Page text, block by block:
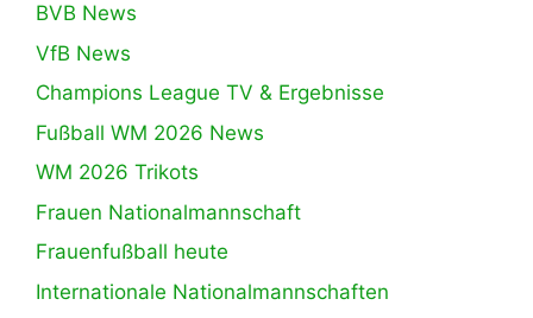
BVB News
VfB News
Champions League TV & Ergebnisse
Fußball WM 2026 News
WM 2026 Trikots
Frauen Nationalmannschaft
Frauenfußball heute
Internationale Nationalmannschaften